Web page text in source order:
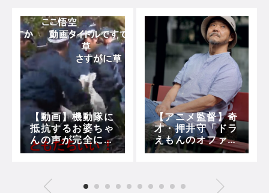
【動画】機動隊に
抵抗するお婆ちゃ
んの声が完全に大
山ドラえもんだと
【アニメ監督】奇
才・押井守「ドラ
えもんのオファー
があったら喜んで